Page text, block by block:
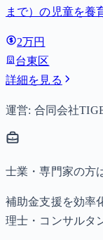
まで）の児童を養
子以降は15,000円
2万円
台東区
詳細を見る
運営: 合同会社
士業・専門家の方
補助金支援を効率
理士・コンサルタ